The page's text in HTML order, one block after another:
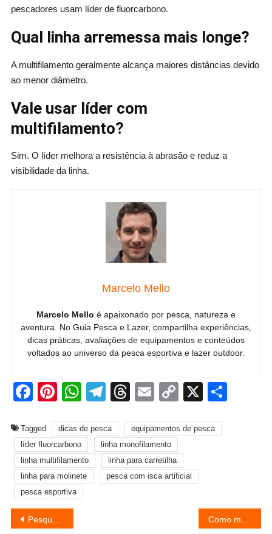
pescadores usam líder de fluorcarbono.
Qual linha arremessa mais longe?
A multifilamento geralmente alcança maiores distâncias devido
ao menor diâmetro.
Vale usar líder com
multifilamento?
Sim. O líder melhora a resistência à abrasão e reduz a
visibilidade da linha.
Marcelo Mello
Marcelo Mello é apaixonado por pesca, natureza e
aventura. No Guia Pesca e Lazer, compartilha experiências,
dicas práticas, avaliações de equipamentos e conteúdos
voltados ao universo da pesca esportiva e lazer outdoor.
Facebook
Pinterest
WhatsApp
Telegram
Threads
EmailCopy
X
Tagged dicas de pesca
equipamentos de pesca
líder fluorcarbono
linha monofilamento
linha multifilamento
linha para carretilha
linha para molinete
pesca com isca artificial
pesca esportiva
Navegação Pesqueiros de tambaqui em São Paulo com grandes exemplares